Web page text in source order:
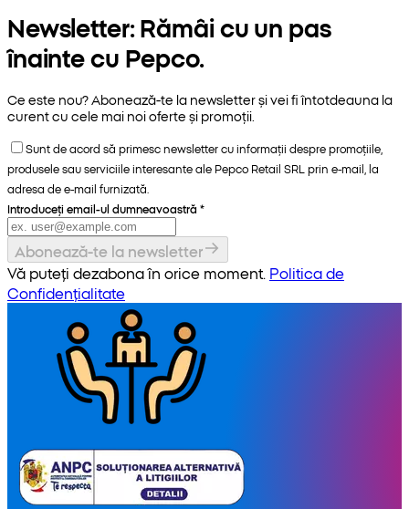
Newsletter: Rămâi cu un pas
înainte cu Pepco.
Ce este nou? Abonează-te la newsletter și vei fi întotdeauna la
curent cu cele mai noi oferte și promoții.
Sunt de acord să primesc newsletter cu informații despre promoțiile,
produsele sau serviciile interesante ale Pepco Retail SRL prin e-mail, la
adresa de e-mail furnizată.
Introduceți email-ul dumneavoastră *
Abonează-te la newsletter
Vă puteți dezabona în orice moment. Politica de
Confidențialitate